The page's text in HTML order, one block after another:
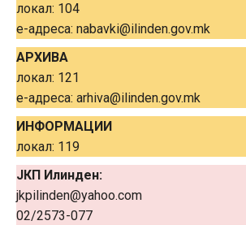
локал: 104
е-адреса: nabavki@ilinden.gov.mk
АРХИВА
локал: 121
е-адреса: arhiva@ilinden.gov.mk
ИНФОРМАЦИИ
локал: 119
ЈКП Илинден:
jkpilinden@yahoo.com
02/2573-077